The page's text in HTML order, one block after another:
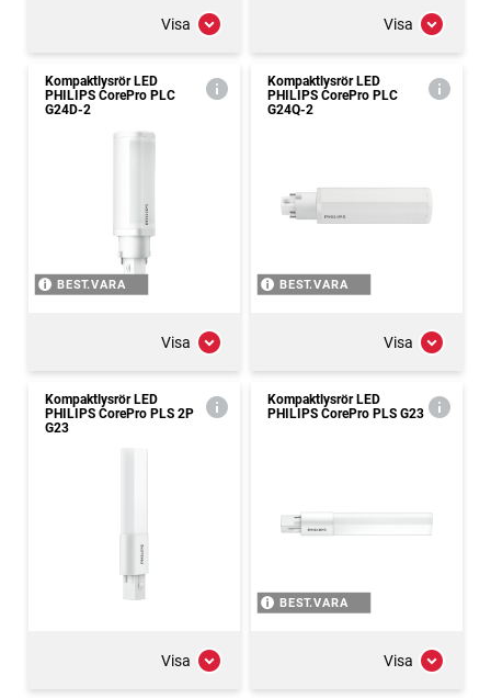
Visa Visa
Kompaktlysrör LED
PHILIPS CorePro PLC
G24D-2
BEST.VARA
Visa
Kompaktlysrör LED
PHILIPS CorePro PLC
G24Q-2
BEST.VARA
Visa
Kompaktlysrör LED
PHILIPS CorePro PLS 2P
G23
Visa
Kompaktlysrör LED
PHILIPS CorePro PLS G23
BEST.VARA
Visa